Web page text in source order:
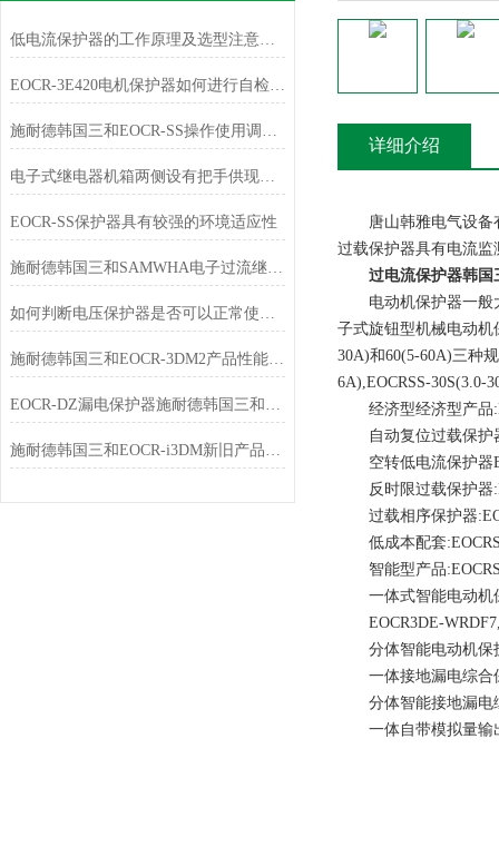
低电流保护器的工作原理及选型注意事项
EOCR-3E420电机保护器如何进行自检和故障记录查询
施耐德韩国三和EOCR-SS操作使用调整选型及报价
电子式继电器机箱两侧设有把手供现场搬移
EOCR-SS保护器具有较强的环境适应性
施耐德韩国三和SAMWHA电子过流继电器EOCR-SS该如何使用？
如何判断电压保护器是否可以正常使用？
施耐德韩国三和EOCR-3DM2产品性能提升
EOCR-DZ漏电保护器施耐德韩国三和电动机保护继电器
施耐德韩国三和EOCR-i3DM新旧产品产品订购代码对应表
详细介绍
唐山韩雅电气设备有
过载保护器具有电流监
过电流保护器韩国
电动机保护器一般大
子式旋钮型机械电动机
30A)和60(5-60A)三种
6A),EOCRSS-30S(3.0-
经济型经济型产品
自动复位过载保护器
空转低电流保护器
反时限过载保护器
过载相序保护器
低成本配套
智能型产品
一体式智能电动机保
EOCR3DE-
分体智能电动机保护
一体接地漏电综合保
分体智能接地漏电综
一体自带模拟量输